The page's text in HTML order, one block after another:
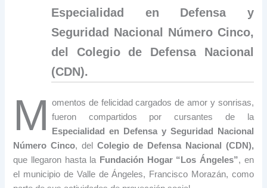
Especialidad en Defensa y
Seguridad Nacional Número Cinco,
del Colegio de Defensa Nacional
(CDN).
M
omentos de felicidad cargados de amor y sonrisas,
fueron compartidos por cursantes de la
Especialidad en Defensa y Seguridad Nacional
Número Cinco, del Colegio de Defensa Nacional (CDN),
que llegaron hasta la Fundación Hogar “Los Ángeles”, en
el municipio de Valle de Ángeles, Francisco Morazán, como